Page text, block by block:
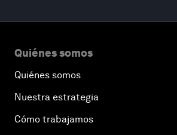
Quiénes somos
Quiénes somos
Nuestra estrategia
Cómo trabajamos